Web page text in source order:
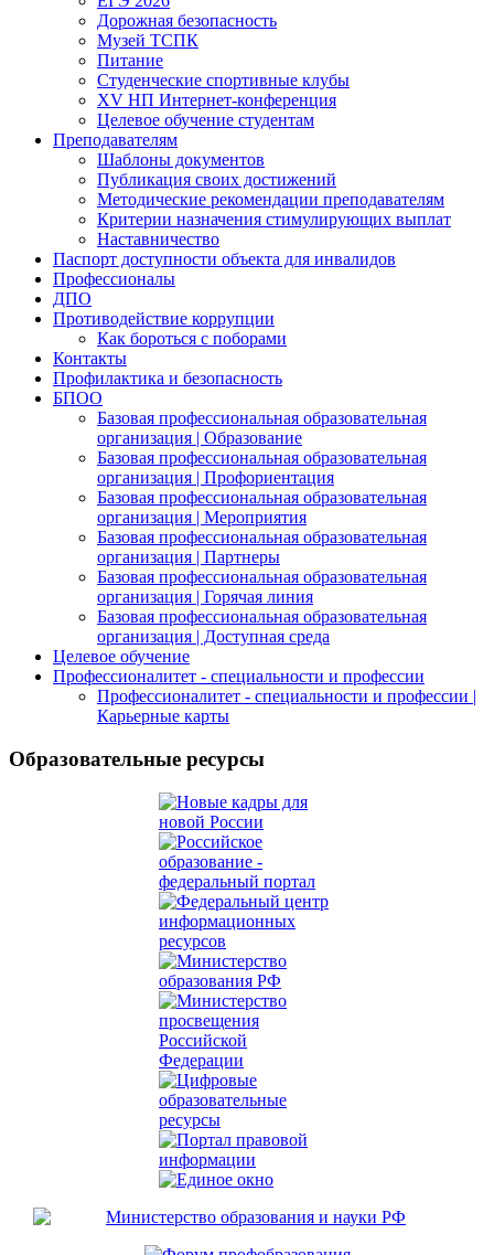
Дорожная безопасность
Музей ТСПК
Питание
Студенческие спортивные клубы
XV НП Интернет-конференция
Целевое обучение студентам
Преподавателям
Шаблоны документов
Публикация своих достижений
Методические рекомендации преподавателям
Критерии назначения стимулирующих выплат
Наставничество
Паспорт доступности объекта для инвалидов
Профессионалы
ДПО
Противодействие коррупции
Как бороться с поборами
Контакты
Профилактика и безопасность
БПОО
Базовая профессиональная образовательная
организация | Образование
Базовая профессиональная образовательная
организация | Профориентация
Базовая профессиональная образовательная
организация | Мероприятия
Базовая профессиональная образовательная
организация | Партнеры
Базовая профессиональная образовательная
организация | Горячая линия
Базовая профессиональная образовательная
организация | Доступная среда
Целевое обучение
Профессионалитет - специальности и профессии
Профессионалитет - специальности и профессии |
Карьерные карты
Образовательные ресурсы